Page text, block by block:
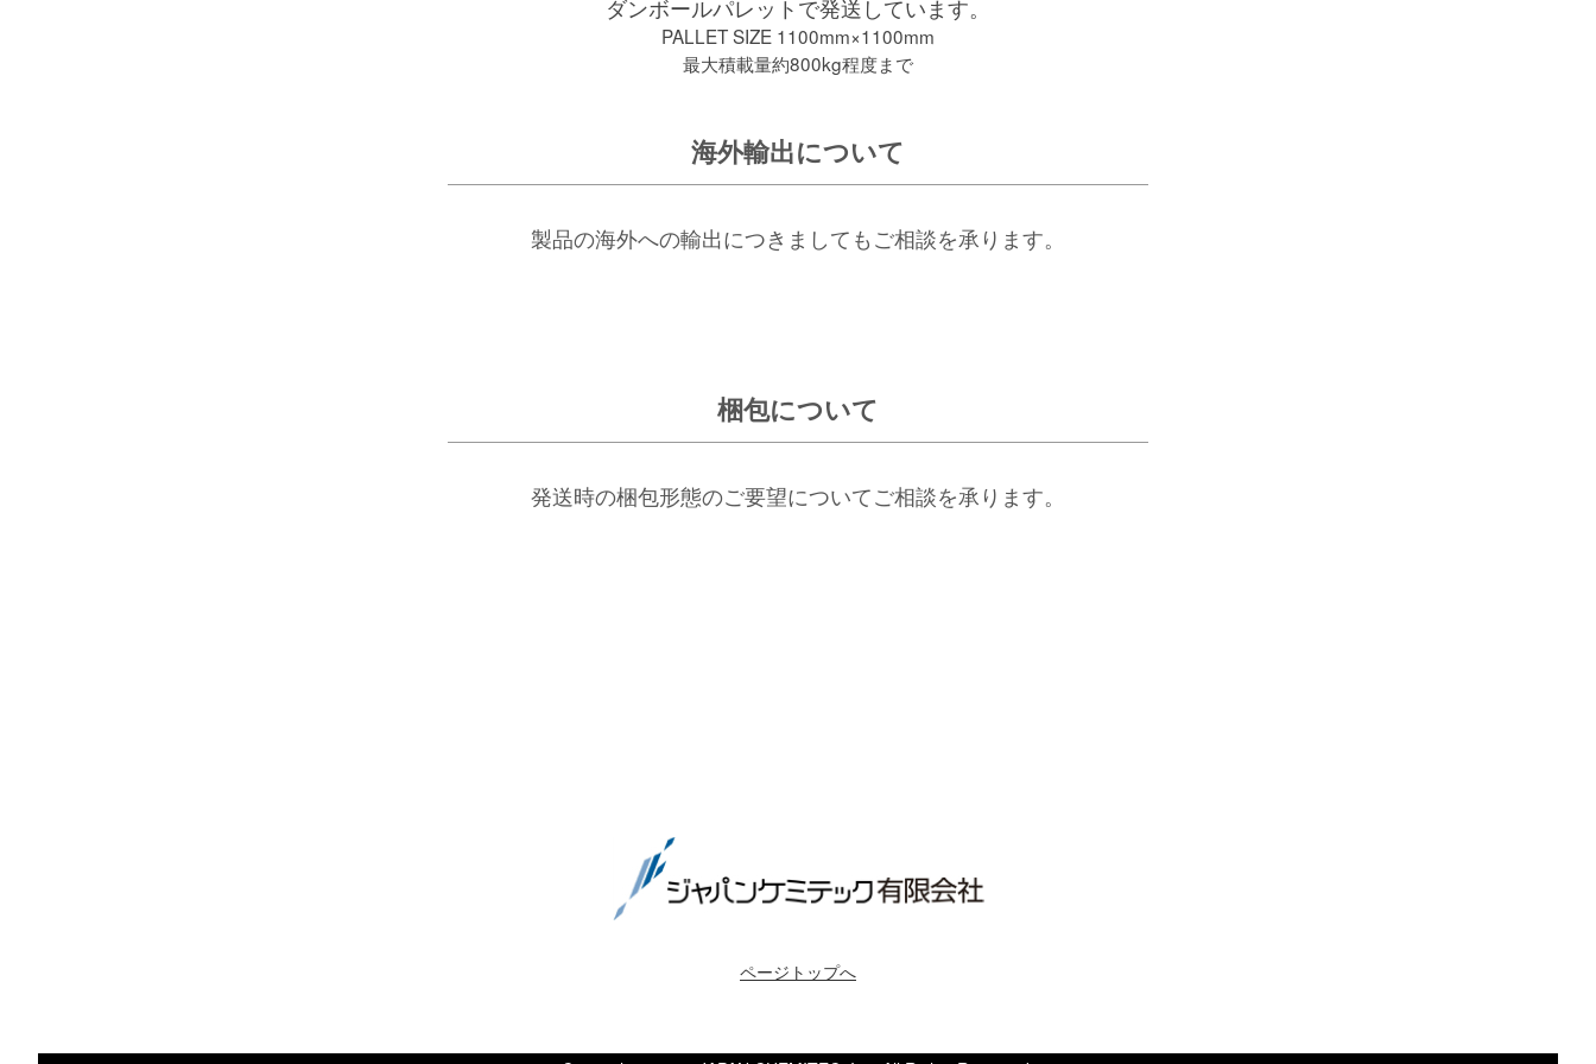
ダンボールパレットで発送しています。
PALLET SIZE 1100mm×1100mm
最大積載量約800kg程度まで
海外輸出について
製品の海外への輸出につきましてもご相談を承ります。
梱包について
発送時の梱包形態のご要望についてご相談を承ります。
ページトップへ